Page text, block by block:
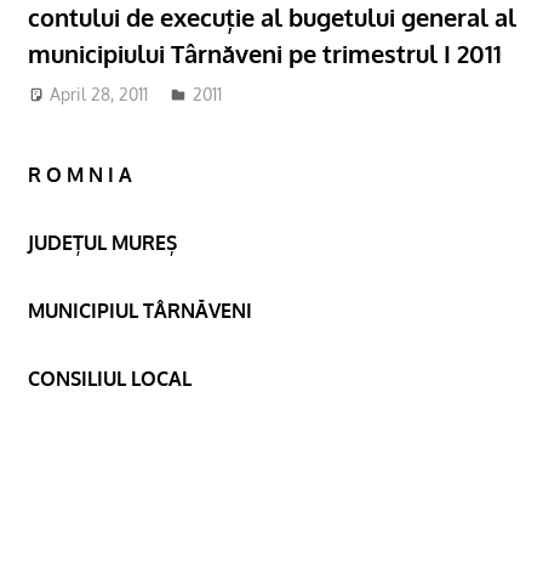
contului de execuție al bugetului general al
municipiului Târnăveni pe trimestrul I 2011
April 28, 2011 2011
R O M N I A
JUDEȚUL MUREȘ
MUNICIPIUL TÂRNĂVENI
CONSILIUL LOCAL